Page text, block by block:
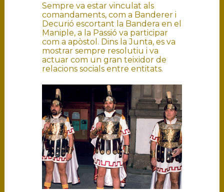
Sempre va estar vinculat als
comandaments, com a Banderer i
Decurió escortant la Bandera en el
Maniple, a la Passió va participar
com a apòstol. Dins la Junta, es va
mostrar sempre resolutiu i va
actuar com un gran teixidor de
relacions socials entre entitats.